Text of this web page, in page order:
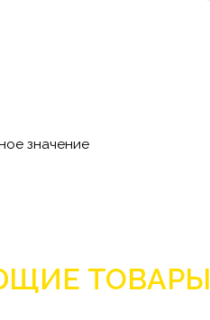
значение
ТОВАРЫ